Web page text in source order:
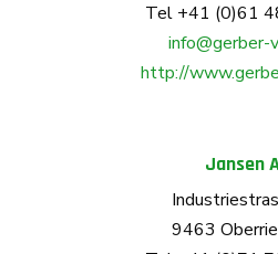
Tel +41 (0)61
info@gerber-
http://
Jansen
9463